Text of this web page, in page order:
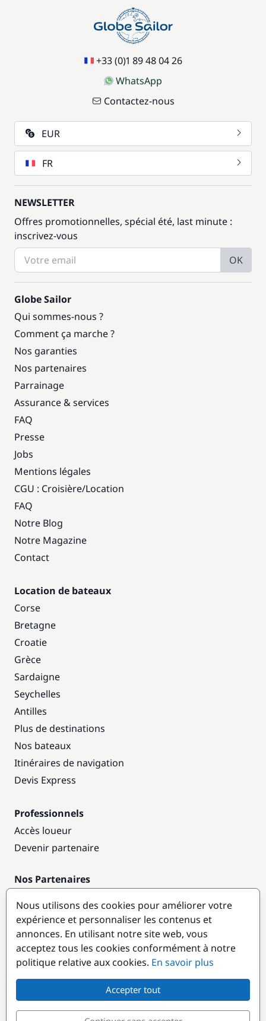
+33 (0)1 89 48 04 26
WhatsApp
Contactez-nous
EUR
FR
NEWSLETTER
Offres promotionnelles, spécial été, last minute :
inscrivez-vous
OK
Globe Sailor
Qui sommes-nous ?
Comment ça marche ?
Nos garanties
Nos partenaires
Parrainage
Assurance & services
FAQ
Presse
Jobs
Mentions légales
CGU : Croisière/Location
FAQ
Notre Blog
Notre Magazine
Contact
Location de bateaux
Corse
Bretagne
Croatie
Grèce
Sardaigne
Seychelles
Antilles
Plus de destinations
Nos bateaux
Itinéraires de navigation
Devis Express
Professionnels
Accès loueur
Devenir partenaire
Nos Partenaires
Destinations populaires
Nous utilisons des cookies pour améliorer votre
expérience et personnaliser les contenus et
annonces. En utilisant notre site web, vous
acceptez tous les cookies conformément à notre
politique relative aux cookies. En savoir plus
Accepter tout